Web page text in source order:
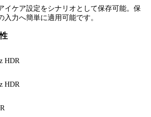
イケア設定をシナリオとして保存可能。保
力へ簡単に適用可能です。
HDR
HDR